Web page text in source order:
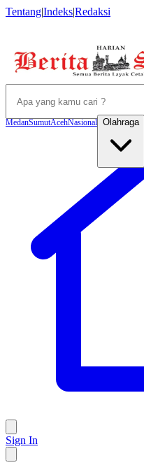
Tentang|Indeks|Redaksi
MedanSumutAcehNasional Olahraga
Sign In